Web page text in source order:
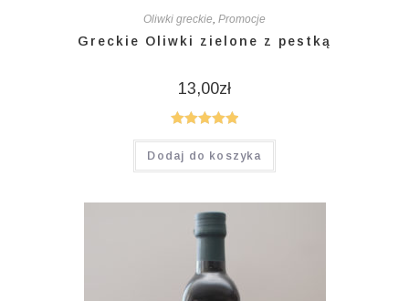
Oliwki greckie, Promocje
Greckie Oliwki zielone z pestką
13,00zł
Oceniono
5.00na 5
Dodaj do koszyka